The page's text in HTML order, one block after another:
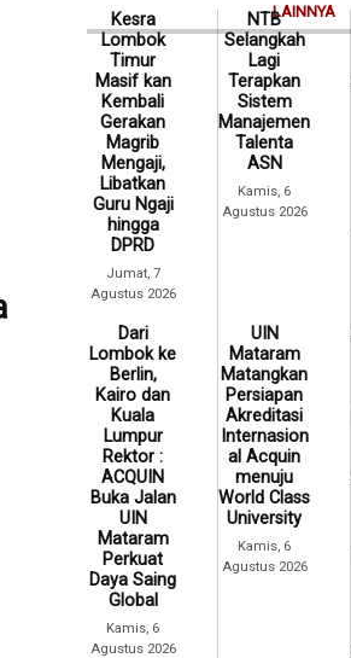
LAINNYA
Kesra
Lombok
Timur
Masif kan
Kembali
Gerakan
Magrib
Mengaji,
Libatkan
Guru Ngaji
hingga
DPRD
Jumat, 7
Agustus 2026
NTB
Selangkah
Lagi
Terapkan
Sistem
Manajemen
Talenta
ASN
Kamis, 6
Agustus 2026
Dari
Lombok ke
Berlin,
Kairo dan
Kuala
Lumpur
Rektor :
ACQUIN
Buka Jalan
UIN
Mataram
Perkuat
Daya Saing
Global
Kamis, 6
Agustus 2026
UIN
Mataram
Matangkan
Persiapan
Akreditasi
Internasion
al Acquin
menuju
World Class
University
Kamis, 6
Agustus 2026